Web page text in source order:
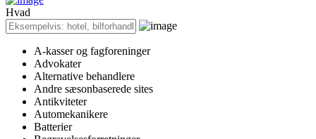
Hvad
A-kasser og fagforeninger
Advokater
Alternative behandlere
Andre sæsonbaserede sites
Antikviteter
Automekanikere
Batterier